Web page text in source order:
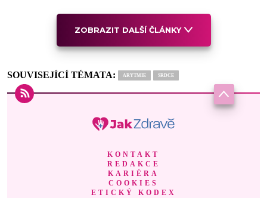
ZOBRAZIT DALŠÍ ČLÁNKY
SOUVISEJÍCÍ TÉMATA: ARYTMIE SRDCE
KONTAKT
REDAKCE
KARIÉRA
COOKIES
ETICKÝ KODEX